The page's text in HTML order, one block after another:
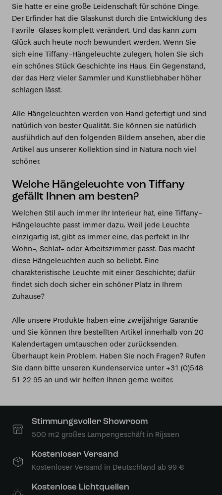
Sie hatte er eine große Leidenschaft für schöne Dinge.
Der Erfinder hat die Glaskunst durch die Entwicklung des
Favrile-Glases komplett verändert. Und das kann zum
Glück auch heute noch bewundert werden. Wenn Sie
sich eine Tiffany-Hängeleuchte zulegen, holen Sie sich
ein schönes Stück Geschichte ins Haus. Ein Gegenstand,
der das Herz vieler Sammler und Kunstliebhaber höher
schlagen lässt.
Alle Hängeleuchten werden von Hand gefertigt und sind
natürlich von bester Qualität. Sie können sie natürlich
ausführlich auf den folgenden Bildern ansehen, aber die
Artikel aus unserer Kollektion sind in Natura noch viel
schöner.
Welche Hängeleuchte von Tiffany
gefällt Ihnen am besten?
Welchen Stil auch immer Ihr Interieur hat, eine Tiffany-
Hängeleuchte passt immer dazu. Weil jede Leuchte
einzigartig ist, gibt es immer eine, das perfekt in Ihr
Wohn-, Schlaf- oder Arbeitszimmer passt. Das macht
diese Hängeleuchten auch so beliebt. Eine
charakteristische Leuchte mit einer Geschichte; dafür
findet sich doch sicher ein schöner Platz in Ihrem
Zuhause?
Alle unsere Produkte haben eine zweijährige Garantie
und Sie können Ihre bestellten Artikel innerhalb von 20
Kalendertagen umtauschen oder zurücksenden.
Überhaupt kein Problem. Haben Sie noch Fragen? Rufen
Sie dann bitte unseren Kundenservice unter +31 (0)548
51 22 95 an und wir helfen Ihnen gerne weiter.
Stimmungsvoller Showroom
500 m2 großes Lampengeschäft in Rijssen
Kostenloser Versand
Kostenloser Versand in Deutschland ab 99 €
Kostenlose Lichtquellen